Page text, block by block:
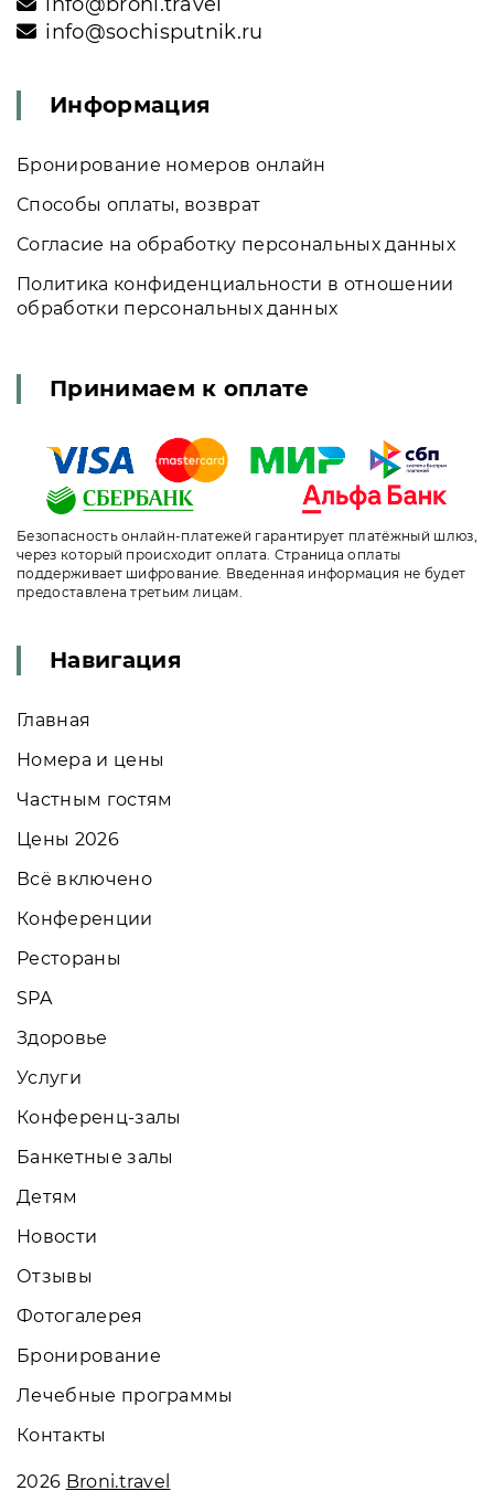
info@sochisputnik.ru
Информация
Бронирование номеров онлайн
Способы оплаты, возврат
Согласие на обработку персональных данных
Политика конфиденциальности в отношении
обработки персональных данных
Принимаем к оплате
Безопасность онлайн-платежей гарантирует платёжный шлюз,
через который происходит оплата. Страница оплаты
поддерживает шифрование. Введенная информация не будет
предоставлена третьим лицам.
Навигация
Главная
Номера и цены
Частным гостям
Цены 2026
Всё включено
Конференции
Рестораны
SPA
Здоровье
Услуги
Конференц-залы
Банкетные залы
Детям
Новости
Отзывы
Фотогалерея
Бронирование
Лечебные программы
Контакты
2026 Broni.travel